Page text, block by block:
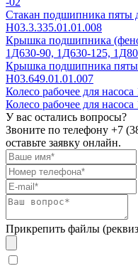
Стакан подшипника пяты
Н03.3.335.01.01.008
Крышка подшипника
1Д630-90, 1Д630-125,
Крышка подшипника пяты
Н03.649.01.01.007
Колесо рабочее для
Колесо рабочее для
У вас остались вопросы?
Звоните по телефону +7
оставьте заявку онлайн.
Прикрепить файлы